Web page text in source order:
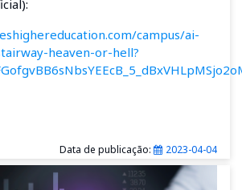
campus/ai-
heaven-or-hell?
Data de publicação: 2023-04-04